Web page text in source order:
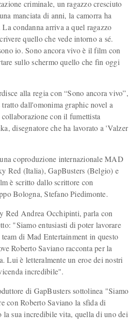
criminale, un ragazzo cresciuto
manciata di anni, la camorra ha
condanna arriva a quel ragazzo
quello che vede intorno a sé.
io. Sono ancora vivo è il film con
sullo schermo quello che fin oggi
alla regia con “Sono ancora vivo”,
dall'omonima graphic novel a
con il fumettista
disegnatore che ha lavorato a 'Valzer
coproduzione internazionale MAD
Red (Italia), GapBusters (Belgio) e
è scritto dallo scrittore con
Bologna, Stefano Piedimonte.
Red Andrea Occhipinti, parla con
"Siamo entusiasti di poter lavorare
di Mad Entertainment in questo
Roberto Saviano racconta per la
Lui è letteralmente un eroe dei nostri
incredibile".
di GapBusters sottolinea "Siamo
con Roberto Saviano la sfida di
la sua incredibile vita, quella di uno dei